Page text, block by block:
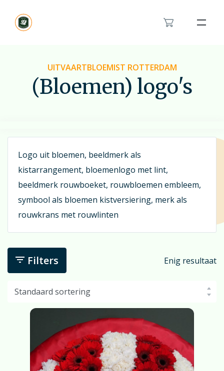
Inspiratie
Modern rouwbloemwerk
Orchidee rouwstuk
Van en voor kinderen rouwstuk
Feyenoord rouwstuk
Veldboeket
Contact
Bestellen
UITVAARTBLOEMIST ROTTERDAM
(Bloemen) logo's
Logo uit bloemen, beeldmerk als
kistarrangement, bloemenlogo met lint,
beeldmerk rouwboeket, rouwbloemen embleem,
symbool als bloemen kistversiering, merk als
rouwkrans met rouwlinten
Filters Enig resultaat